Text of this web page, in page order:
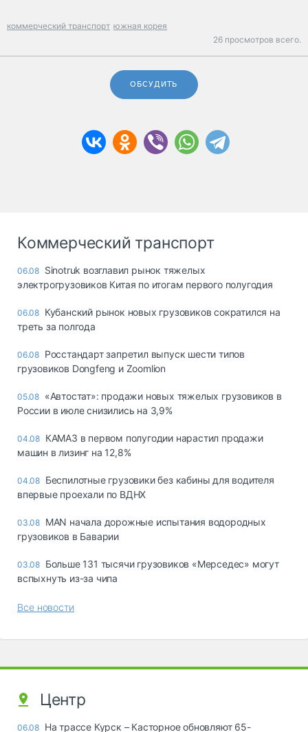
коммерческий транспорт южная корея
26 просмотров всего.
ОБСУДИТЬ
Коммерческий транспорт
06.08 Sinotruk возглавил рынок тяжелых
электрогрузовиков Китая по итогам первого полугодия
06.08 Кубанский рынок новых грузовиков сократился на
треть за полгода
06.08 Росстандарт запретил выпуск шести типов
грузовиков Dongfeng и Zoomlion
05.08 «Автостат»: продажи новых тяжелых грузовиков в
России в июле снизились на 3,9%
04.08 КАМАЗ в первом полугодии нарастил продажи
машин в лизинг на 12,8%
04.08 Беспилотные грузовики без кабины для водителя
впервые проехали по ВДНХ
03.08 MAN начала дорожные испытания водородных
грузовиков в Баварии
03.08 Больше 131 тысячи грузовиков «Мерседес» могут
вспыхнуть из-за чипа
Все новости
Центр
06.08 На трассе Курск – Касторное обновляют 65-